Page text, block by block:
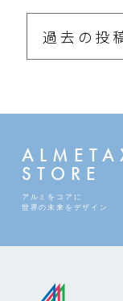
過去の投
STORE
アルミをコアに
世界の未来をデザイン